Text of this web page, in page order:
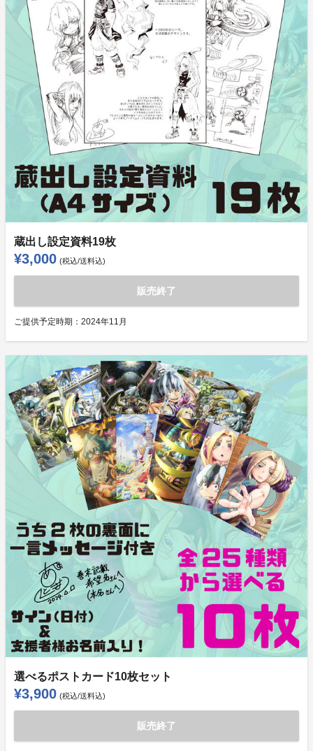
蔵出し設定資料19枚
¥3,000 (税込/送料込)
販売終了
ご提供予定時期： 2024年11月
選べるポストカード10枚セット
¥3,900 (税込/送料込)
販売終了